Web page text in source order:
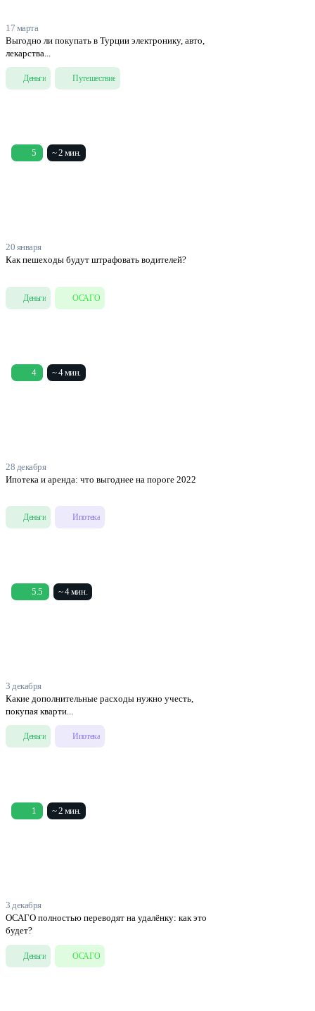
17 марта
Выгодно ли покупать в Турции электронику, авто,
лекарства...
Деньги Путешествие
5 ~ 2 мин.
20 января
Как пешеходы будут штрафовать водителей?
Деньги ОСАГО
4 ~ 4 мин.
28 декабря
Ипотека и аренда: что выгоднее на пороге 2022
Деньги Ипотека
5.5 ~ 4 мин.
3 декабря
Какие дополнительные расходы нужно учесть,
покупая кварти...
Деньги Ипотека
1 ~ 2 мин.
3 декабря
ОСАГО полностью переводят на удалёнку: как это
будет?
Деньги ОСАГО